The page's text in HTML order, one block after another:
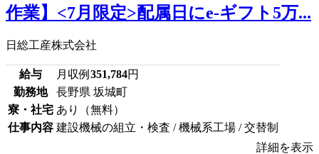
作業】<7月限定>配属日にe-ギフト5万...
日総工産株式会社
給与 月収例 351,784円
勤務地
長野県 坂城町
寮・社宅 あり（無料）
仕事内容 建設機械の組立・検査 / 機械系工場 / 交替制
詳細を表示